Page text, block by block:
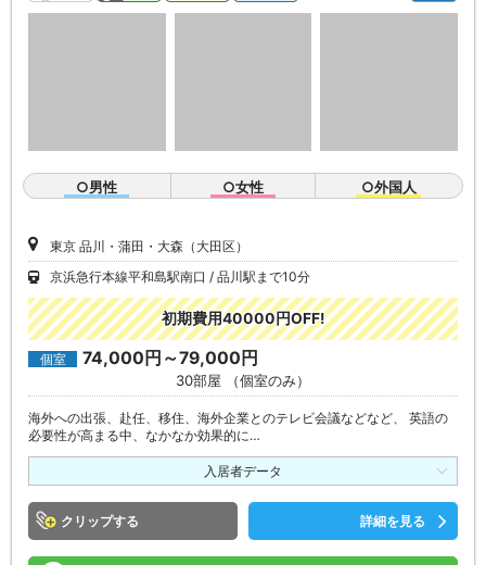
○男性 ○女性 ○外国人
東京 品川・蒲田・大森（大田区）
京浜急行本線平和島駅南口
品川駅まで10分
初期費用40000円OFF!
個室 74,000円～79,000円
30部屋 （個室のみ）
海外への出張、赴任、移住、海外企業とのテレビ会議などなど、 英語の
必要性が高まる中、なかなか効果的に…
入居者データ
クリップ 詳細を見る